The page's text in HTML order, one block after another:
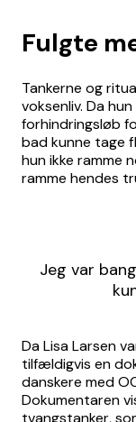
Fulgte
Tankerne og
voksenliv. Da
forhindringsløb
bad kunne tage
hun ikke ramme
ramme hendes
Jeg var
Da Lisa Larsen
tilfældigvis en
danskere med
Dokumentaren
tvangstanker,